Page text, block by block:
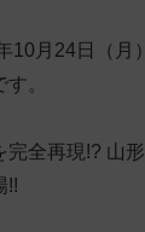
10月24日（月
。
完全再現!? 山
!!